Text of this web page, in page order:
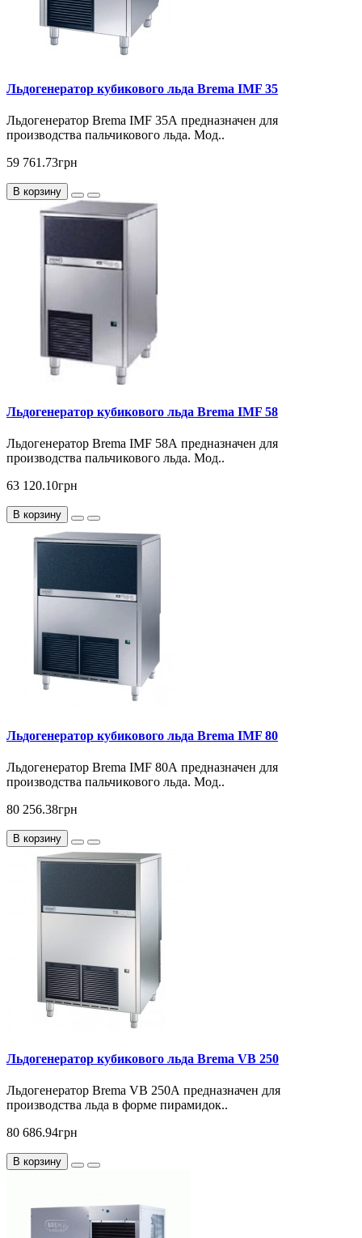
Льдогенератор кубикового льда Brema IMF 35
Льдогенератор Brema IMF 35А предназначен для
производства пальчикового льда. Мод..
59 761.73грн
В корзину
Льдогенератор кубикового льда Brema IMF 58
Льдогенератор Brema IMF 58А предназначен для
производства пальчикового льда. Мод..
63 120.10грн
В корзину
Льдогенератор кубикового льда Brema IMF 80
Льдогенератор Brema IMF 80А предназначен для
производства пальчикового льда. Мод..
80 256.38грн
В корзину
Льдогенератор кубикового льда Brema VB 250
Льдогенератор Brema VB 250А предназначен для
производства льда в форме пирамидок..
80 686.94грн
В корзину